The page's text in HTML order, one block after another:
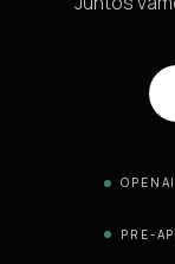
PRE-